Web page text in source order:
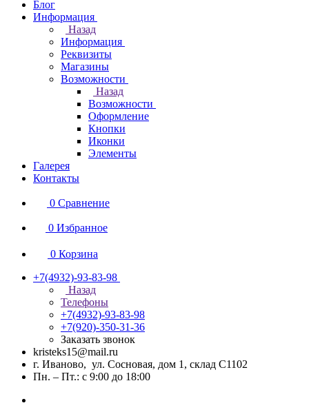
Блог
Информация
Назад
Информация
Реквизиты
Магазины
Возможности
Назад
Возможности
Оформление
Кнопки
Иконки
Элементы
Галерея
Контакты
0 Сравнение
0 Избранное
0 Корзина
+7(4932)-93-83-98
Назад
Телефоны
+7(4932)-93-83-98
+7(920)-350-31-36
Заказать звонок
kristeks15@mail.ru
г. Иваново, ул. Сосновая, дом 1, склад С1102
Пн. – Пт.: с 9:00 до 18:00